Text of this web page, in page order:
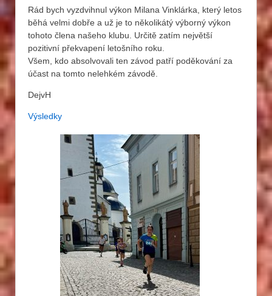
Rád bych vyzdvihnul výkon Milana Vinklárka, který letos
běhá velmi dobře a už je to několikátý výborný výkon
tohoto člena našeho klubu. Určitě zatím největší
pozitivní překvapení letošního roku.
Všem, kdo absolvovali ten závod patří poděkování za
účast na tomto nelehkém závodě.
DejvH
Výsledky